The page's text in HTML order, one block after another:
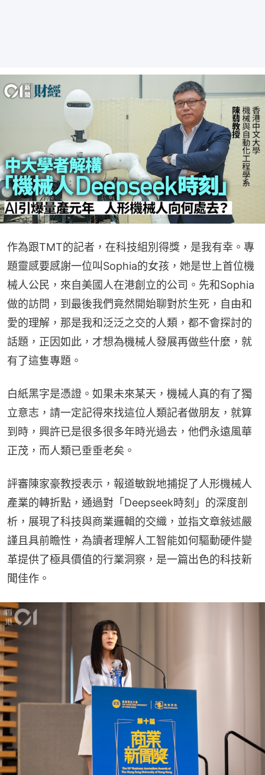
作為跟TMT的記者，在科技組別得獎，是我有幸。專
題靈感要感謝一位叫Sophia的女孩，她是世上首位機
械人公民，來自美國人在港創立的公司。先和Sophia
做的訪問，到最後我們竟然開始聊對於生死，自由和
愛的理解，那是我和泛泛之交的人類，都不會探討的
話題，正因如此，才想為機械人發展再做些什麼，就
有了這隻專題。
白紙黑字是憑證。如果未來某天，機械人真的有了獨
立意志，請一定記得來找這位人類記者做朋友，就算
到時，興許已是很多很多年時光過去，他們永遠風華
正茂，而人類已垂垂老矣。
評審陳家豪教授表示，報道敏銳地捕捉了人形機械人
產業的轉折點，通過對「Deepseek時刻」的深度剖
析，展現了科技與商業邏輯的交織，並指文章敍述嚴
謹且具前瞻性，為讀者理解人工智能如何驅動硬件變
革提供了極具價值的行業洞察，是一篇出色的科技新
聞佳作。